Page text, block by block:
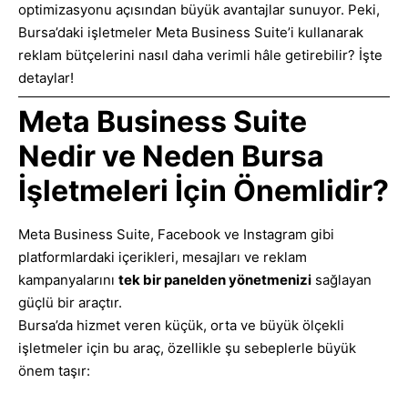
optimizasyonu açısından büyük avantajlar sunuyor. Peki,
Bursa’daki işletmeler Meta Business Suite’i kullanarak
reklam bütçelerini nasıl daha verimli hâle getirebilir? İşte
detaylar!
Meta Business Suite
Nedir ve Neden Bursa
İşletmeleri İçin Önemlidir?
Meta Business Suite, Facebook ve Instagram gibi
platformlardaki içerikleri, mesajları ve reklam
kampanyalarını tek bir panelden yönetmenizi sağlayan
güçlü bir araçtır.
Bursa’da hizmet veren küçük, orta ve büyük ölçekli
işletmeler için bu araç, özellikle şu sebeplerle büyük
önem taşır: